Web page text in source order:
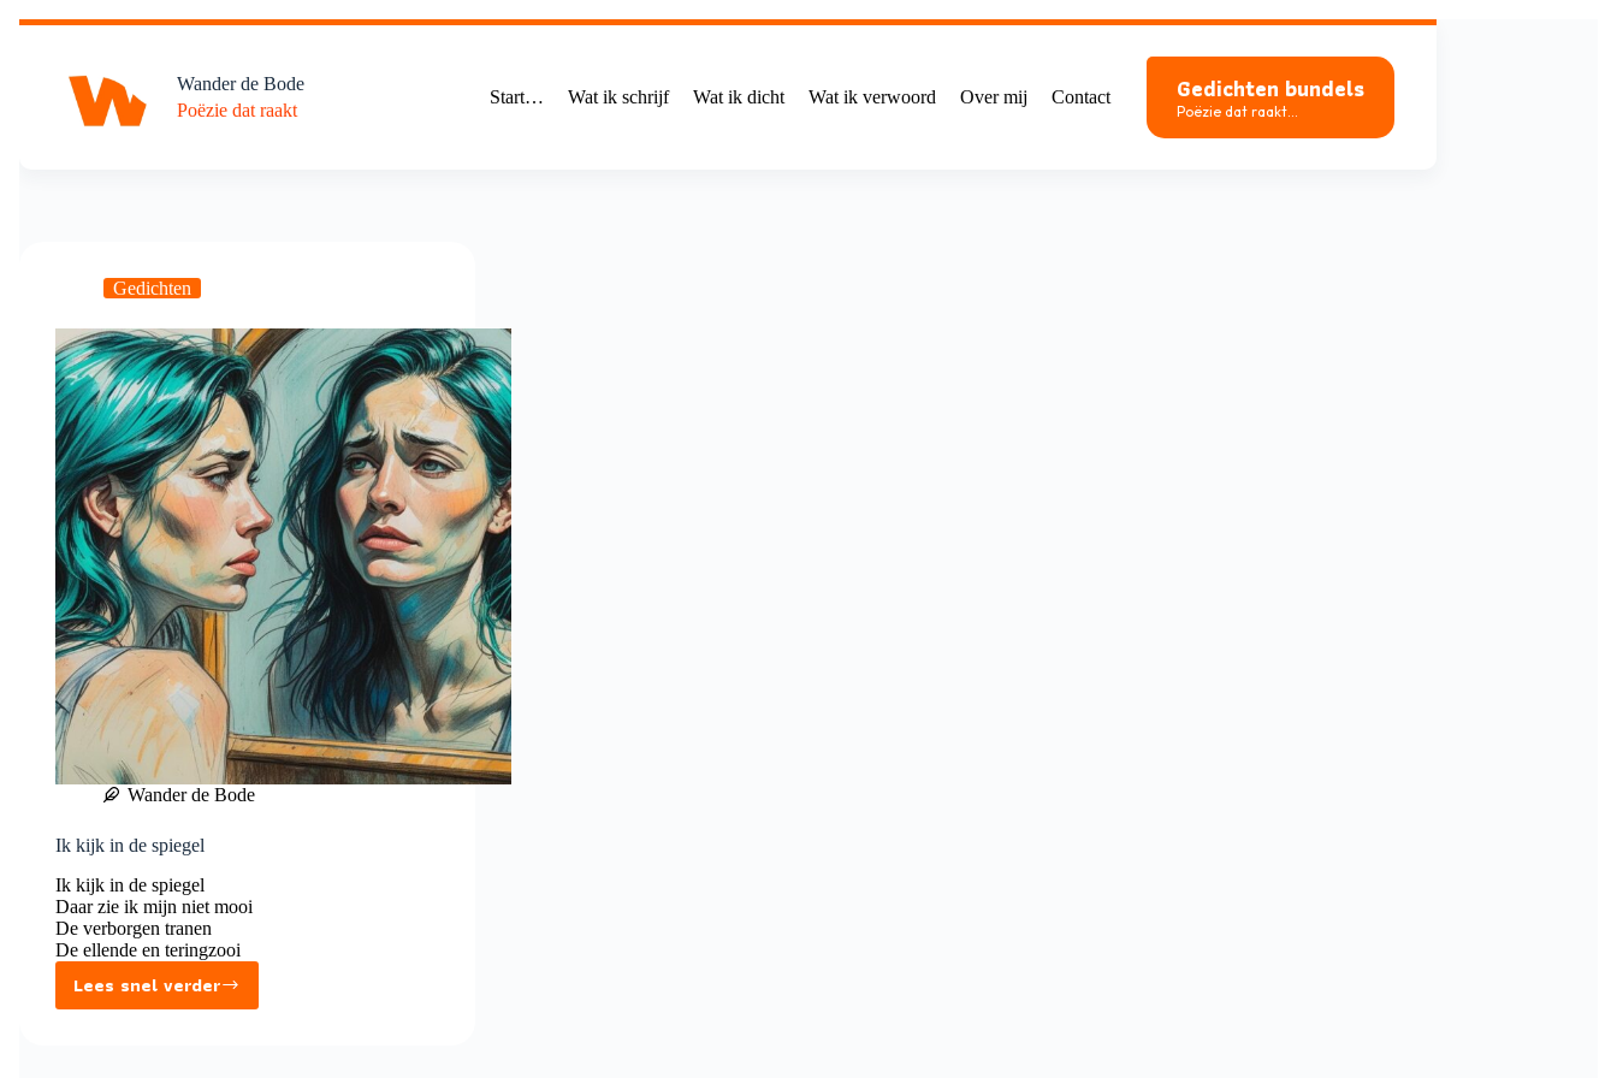
Ga
Wander de Bode
Poëzie dat raakt
Start… Wat ik schrijf Wat ik dicht Wat ik verwoord Over mij Contact Gedichten bundels
Poëzie dat raakt...
Gedichten
Wander de Bode
Ik kijk in de spiegel
Ik kijk in de spiegel
Daar zie ik mijn niet mooi
De verborgen tranen
De ellende en teringzooi
Lees snel verder
Ik